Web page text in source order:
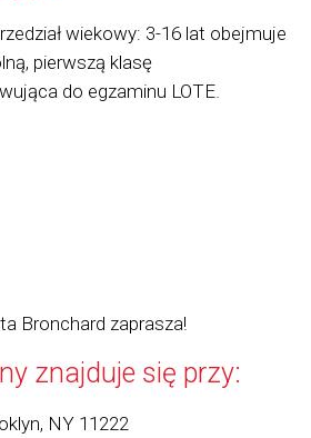
wiekowy: 3-16 lat obejmuje
pierwszą klasę
do egzaminu LOTE.
Bronchard zaprasza!
znajduje się przy:
NY 11222